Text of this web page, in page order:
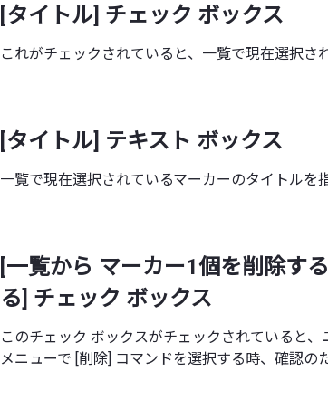
[タイトル] チェック ボックス
これがチェックされていると、一覧で現在選択さ
[タイトル] テキスト ボックス
一覧で現在選択されているマーカーのタイトルを
[一覧から マーカー1個を削除す
る] チェック ボックス
このチェック ボックスがチェックされていると
メニューで [削除] コマンドを選択する時、確認の